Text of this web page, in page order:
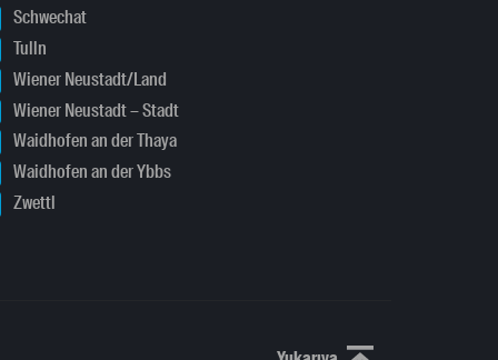
Schwechat
Tulln
Wiener Neustadt/Land
Wiener Neustadt – Stadt
Waidhofen an der Thaya
Waidhofen an der Ybbs
Zwettl